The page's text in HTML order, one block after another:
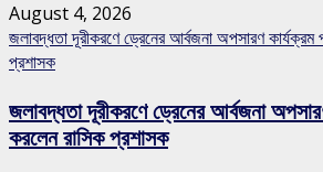
August 4, 2026
জলাবদ্ধতা দূরীকরণে ড্রেনের আর্বজনা অপসারণ কার্যক্রম
প্রশাসক
জলাবদ্ধতা দূরীকরণে ড্রেনের আর্বজনা
করলেন রাসিক প্রশাসক